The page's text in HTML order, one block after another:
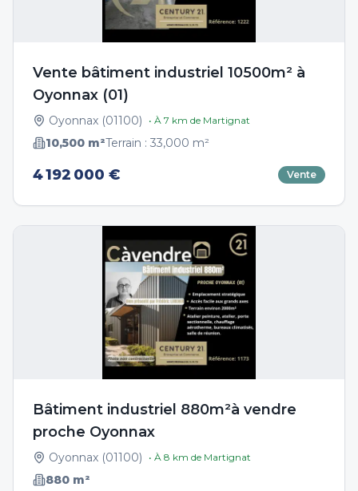
Vente bâtiment industriel 10500m² à
Oyonnax (01)
Oyonnax (01100) • À 7 km de Martignat
10,500 m²Terrain : 33,000 m²
4 192 000 € Vente
Bâtiment industriel 880m²à vendre
proche Oyonnax
Oyonnax (01100) • À 8 km de Martignat
880 m²